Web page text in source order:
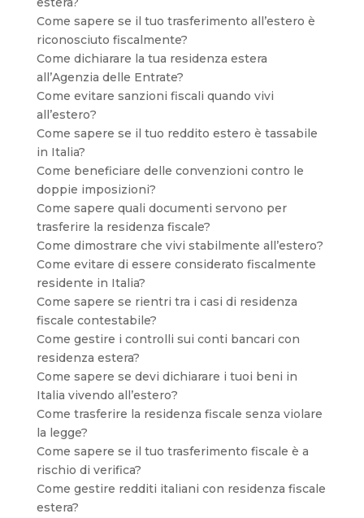
Come sapere se il tuo trasferimento all’estero è
riconosciuto fiscalmente?
Come dichiarare la tua residenza estera
all’Agenzia delle Entrate?
Come evitare sanzioni fiscali quando vivi
all’estero?
Come sapere se il tuo reddito estero è tassabile
in Italia?
Come beneficiare delle convenzioni contro le
doppie imposizioni?
Come sapere quali documenti servono per
trasferire la residenza fiscale?
Come dimostrare che vivi stabilmente all’estero?
Come evitare di essere considerato fiscalmente
residente in Italia?
Come sapere se rientri tra i casi di residenza
fiscale contestabile?
Come gestire i controlli sui conti bancari con
residenza estera?
Come sapere se devi dichiarare i tuoi beni in
Italia vivendo all’estero?
Come trasferire la residenza fiscale senza violare
la legge?
Come sapere se il tuo trasferimento fiscale è a
rischio di verifica?
Come gestire redditi italiani con residenza fiscale
estera?